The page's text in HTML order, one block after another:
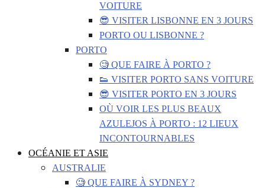
VOITURE
😎 VISITER LISBONNE EN 3 JOURS
PORTO OU LISBONNE ?
PORTO
🧐 QUE FAIRE À PORTO ?
👟 VISITER PORTO SANS VOITURE
😎 VISITER PORTO EN 3 JOURS
OÙ VOIR LES PLUS BEAUX
AZULEJOS À PORTO : 12 LIEUX
INCONTOURNABLES
OCÉANIE ET ASIE
AUSTRALIE
🧐 QUE FAIRE À SYDNEY ?